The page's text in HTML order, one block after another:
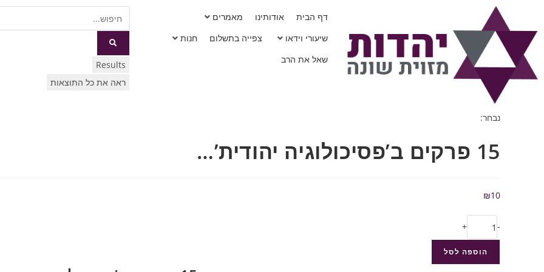
דף הבית אודותינו
מאמרים
שיעורי וידאו
צפייה בתשלום
חנות
שאל את הרב
Results
ראה את כל התוצאות
נבחר:
15 פרקים ב’פסיכולוגיה יהודית’…
₪10
-
+
הוספה לסל